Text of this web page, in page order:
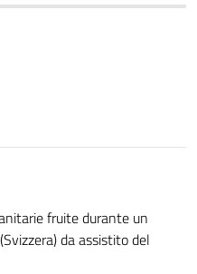
fruite durante un
da assistito del